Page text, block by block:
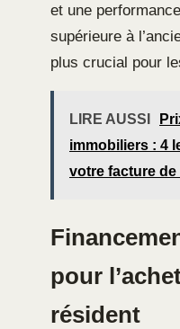
et une
supérieure à
plus crucial pour
LIRE AUSSI
immobiliers : 4
votre facture de
pour
résident